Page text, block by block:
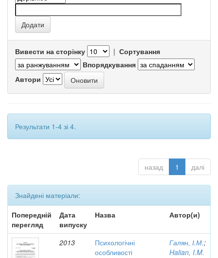
Вивести на сторінку | Сортування
Впорядкування
Автори
Результати 1-4 зі 4.
назад 1 далі
Знайдені матеріали:
Попередній
перегляд
Дата
випуску
Назва Автор(и)
2013
Психологічні
особливості
Галян, І.М.;
Halian, I.M.